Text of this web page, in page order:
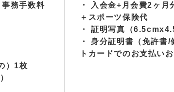
事務手数料
）1枚
・ 入会金+月会費2ヶ
＋スポーツ保険代
・ 証明写真（
・ 身分証明書（免許
トカードでのお支払い